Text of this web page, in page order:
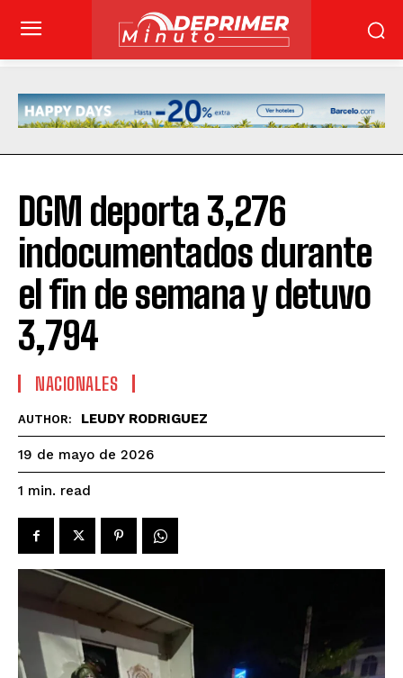
DGM deporta 3,276
indocumentados durante
el fin de semana y detuvo
3,794
NACIONALES
AUTHOR: LEUDY RODRIGUEZ
19 de mayo de 2026
1 min. read